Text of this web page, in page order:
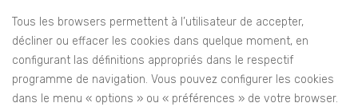
Tous les browsers permettent à l’utilisateur de accepter,
décliner ou effacer les cookies dans quelque moment, en
configurant las définitions appropriés dans le respectif
programme de navigation. Vous pouvez configurer les cookies
dans le menu « options » ou « préférences » de votre browser.